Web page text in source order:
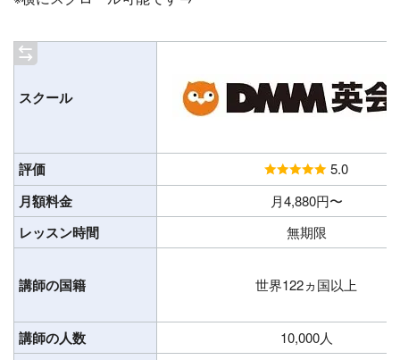
スクール
評価 5.0
月額料金 月4,880円〜
レッスン時間 無期限
講師の国籍 世界122ヵ国以上
講師の人数
10,000人